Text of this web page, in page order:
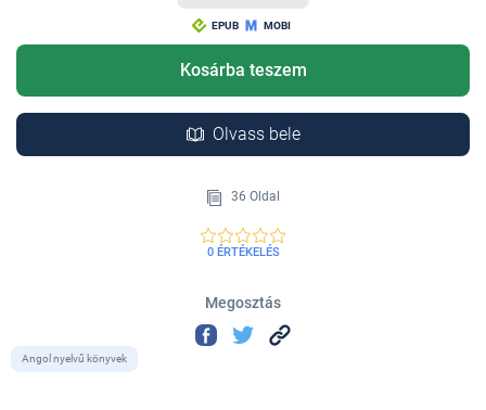
EPUB MOBI
Kosárba teszem
Olvass bele
36 Oldal
0 ÉRTÉKELÉS
Megosztás
Angol nyelvű könyvek